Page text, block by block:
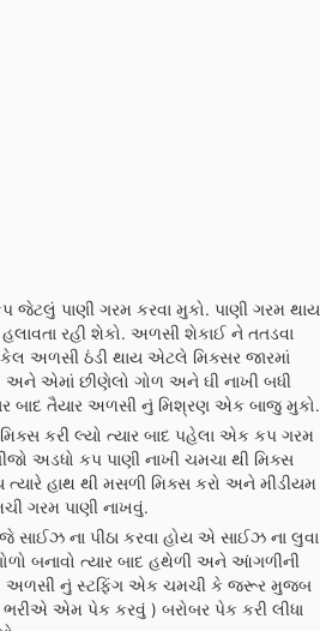
જેટલું પાણી ગરમ કરવા મુકો. પાણી ગરમ થાય
રહી શેકો. અળસી શેકાઈ ને તતડવા
અળસી ઠંડી થાય એટલે મિક્સર જારમાં
અને એમાં છીણેલો ગોળ અને ઘી નાખી બધી
બાદ તૈયાર અળસી નું મિશ્રણ એક બાજુ મુકો.
કરી લ્યો ત્યાર બાદ પહેલા એક કપ ગરમ
અડધો કપ પાણી નાખી ચમચા થી મિક્સ
ત્યારે હાથ થી મસળી મિક્સ કરો અને મીડીયમ
ગરમ પાણી નાખવું.
ના પીઠા કરવા હોય એ સાઈઝ ના લુવા
બનાવો ત્યાર બાદ હથેળી અને આંગળીની
અળસી નું સ્ટફિંગ એક ચમચી કે જરૂર મુજબ
ભરીએ એમ પેક કરવું ) બરોબર પેક કરી લીધા